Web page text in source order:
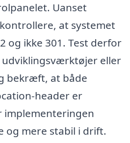
Uanset
at systemet
og ikke 301. Test derfor
udviklingsværktøjer eller
bekræft, at både
header er
implementeringen
og mere stabil i drift.